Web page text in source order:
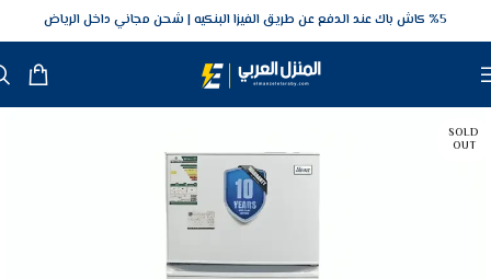
5‎% كاش باك عند الدفع عن طريق الفيزا البنكيه شحن مجاني داخل الرياض
SOLD
OUT